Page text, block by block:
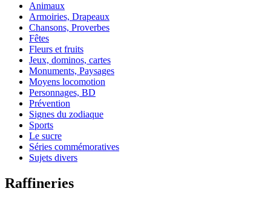
Animaux
Armoiries, Drapeaux
Chansons, Proverbes
Fêtes
Fleurs et fruits
Jeux, dominos, cartes
Monuments, Paysages
Moyens locomotion
Personnages, BD
Prévention
Signes du zodiaque
Sports
Le sucre
Séries commémoratives
Sujets divers
Raffineries